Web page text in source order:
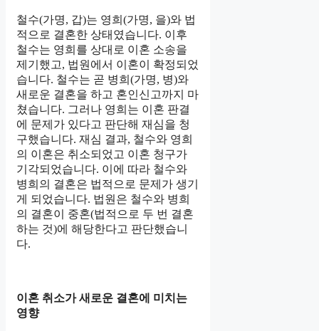
철수(가명, 갑)는 영희(가명, 을)와 법
적으로 결혼한 상태였습니다. 이후
철수는 영희를 상대로 이혼 소송을
제기했고, 법원에서 이혼이 확정되었
습니다. 철수는 곧 병희(가명, 병)와
새로운 결혼을 하고 혼인신고까지 마
쳤습니다. 그러나 영희는 이혼 판결
에 문제가 있다고 판단해 재심을 청
구했습니다. 재심 결과, 철수와 영희
의 이혼은 취소되었고 이혼 청구가
기각되었습니다. 이에 따라 철수와
병희의 결혼은 법적으로 문제가 생기
게 되었습니다. 법원은 철수와 병희
의 결혼이 중혼(법적으로 두 번 결혼
하는 것)에 해당한다고 판단했습니
다.
이혼 취소가 새로운 결혼에 미치는
영향